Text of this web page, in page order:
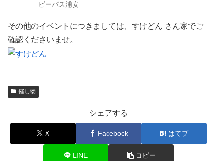
ビーパス浦安
その他のイベントにつきましては、すけどん さん家でご
確認くださいませ。
催し物
シェアする
X Facebook はてブ
LINE コピー